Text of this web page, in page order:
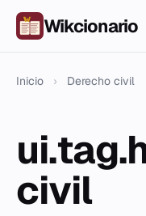
Wikcionario
Inicio › Derecho civil
civil